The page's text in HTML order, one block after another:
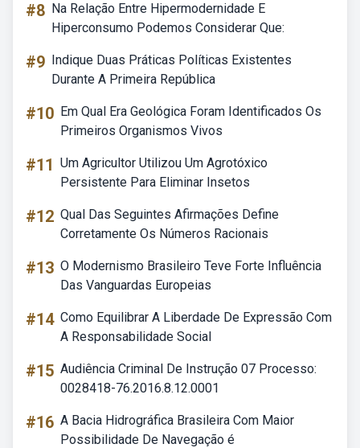
#8 Na Relação Entre Hipermodernidade E
Hiperconsumo Podemos Considerar Que:
#9 Indique Duas Práticas Políticas Existentes
Durante A Primeira República
#10 Em Qual Era Geológica Foram Identificados Os
Primeiros Organismos Vivos
#11 Um Agricultor Utilizou Um Agrotóxico
Persistente Para Eliminar Insetos
#12 Qual Das Seguintes Afirmações Define
Corretamente Os Números Racionais
#13 O Modernismo Brasileiro Teve Forte Influência
Das Vanguardas Europeias
#14 Como Equilibrar A Liberdade De Expressão Com
A Responsabilidade Social
#15 Audiência Criminal De Instrução 07 Processo:
0028418-76.2016.8.12.0001
#16 A Bacia Hidrográfica Brasileira Com Maior
Possibilidade De Navegação é